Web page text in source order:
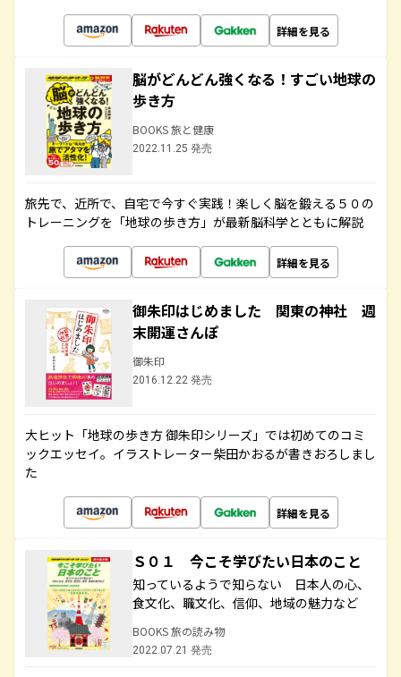
詳細を見る
脳がどんどん強くなる！すごい地球の
歩き方
BOOKS 旅と健康
2022.11.25 発売
旅先で、近所で、自宅で今すぐ実践！楽しく脳を鍛える５０の
トレーニングを「地球の歩き方」が最新脳科学とともに解説
詳細を見る
御朱印はじめました 関東の神社 週
末開運さんぽ
御朱印
2016.12.22 発売
大ヒット「地球の歩き方 御朱印シリーズ」では初めてのコミ
ックエッセイ。イラストレーター柴田かおるが書きおろしまし
た
詳細を見る
Ｓ０１ 今こそ学びたい日本のこと
知っているようで知らない 日本人の心、
食文化、職文化、信仰、地域の魅力など
BOOKS 旅の読み物
2022.07.21 発売